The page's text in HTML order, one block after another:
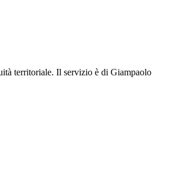
territoriale. Il servizio è di Giampaolo